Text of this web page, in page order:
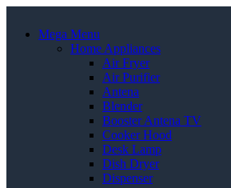
Mega Menu
Home Appliances
Air Fryer
Air Purifier
Antena
Blender
Booster Antena TV
Cooker Hood
Desk Lamp
Dish Dryer
Dispenser